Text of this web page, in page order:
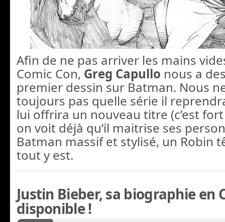
Afin de ne pas arriver les mains
Comic Con, Greg Capullo nous a
premier dessin sur Batman. Nous
toujours pas quelle série il
lui offrira un nouveau titre (c’est
on voit déjà qu’il maitrise ses
Batman massif et stylisé, un Robin
tout y est.
Justin Bieber, sa biographie en
disponible !